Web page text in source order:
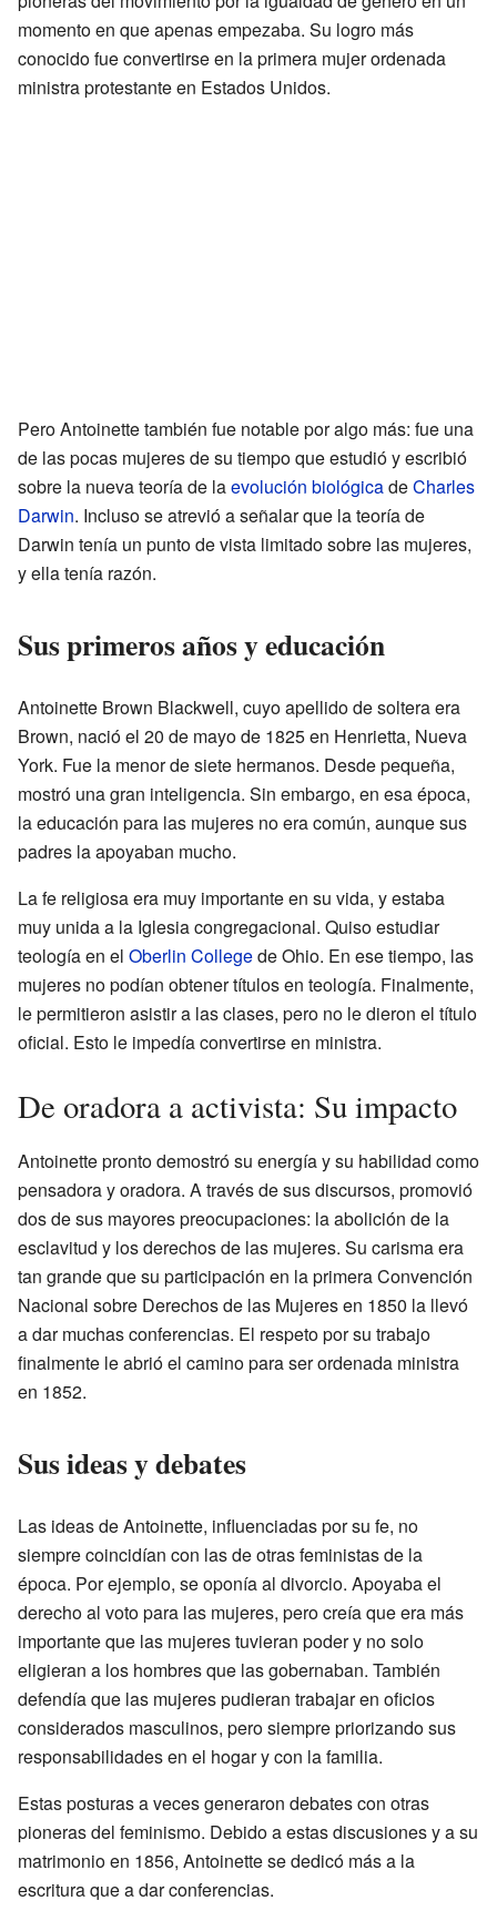
momento en que apenas empezaba. Su logro más
conocido fue convertirse en la primera mujer ordenada
ministra protestante en Estados Unidos.
Pero Antoinette también fue notable por algo más: fue una
de las pocas mujeres de su tiempo que estudió y escribió
sobre la nueva teoría de laevolución biológicadeCharles
Darwin. Incluso se atrevió a señalar que la teoría de
Darwin tenía un punto de vista limitado sobre las mujeres,
y ella tenía razón.
Sus primeros años y educación
Antoinette Brown Blackwell, cuyo apellido de soltera era
Brown, nació el 20 de mayo de 1825 en Henrietta, Nueva
York. Fue la menor de siete hermanos. Desde pequeña,
mostró una gran inteligencia. Sin embargo, en esa época,
la educación para las mujeres no era común, aunque sus
padres la apoyaban mucho.
La fe religiosa era muy importante en su vida, y estaba
muy unida a la Iglesia congregacional. Quiso estudiar
teología en el Oberlin Collegede Ohio. En ese tiempo, las
mujeres no podían obtener títulos en teología. Finalmente,
le permitieron asistir a las clases, pero no le dieron el título
oficial. Esto le impedía convertirse en ministra.
De oradora a activista: Su impacto
Antoinette pronto demostró su energía y su habilidad como
pensadora y oradora. A través de sus discursos, promovió
dos de sus mayores preocupaciones: la abolición de la
esclavitud y los derechos de las mujeres. Su carisma era
tan grande que su participación en la primera Convención
Nacional sobre Derechos de las Mujeres en 1850 la llevó
a dar muchas conferencias. El respeto por su trabajo
finalmente le abrió el camino para ser ordenada ministra
en 1852.
Sus ideas y debates
Las ideas de Antoinette, influenciadas por su fe, no
siempre coincidían con las de otras feministas de la
época. Por ejemplo, se oponía al divorcio. Apoyaba el
derecho al voto para las mujeres, pero creía que era más
importante que las mujeres tuvieran poder y no solo
eligieran a los hombres que las gobernaban. También
defendía que las mujeres pudieran trabajar en oficios
considerados masculinos, pero siempre priorizando sus
responsabilidades en el hogar y con la familia.
Estas posturas a veces generaron debates con otras
pioneras del feminismo. Debido a estas discusiones y a su
matrimonio en 1856, Antoinette se dedicó más a la
escritura que a dar conferencias.